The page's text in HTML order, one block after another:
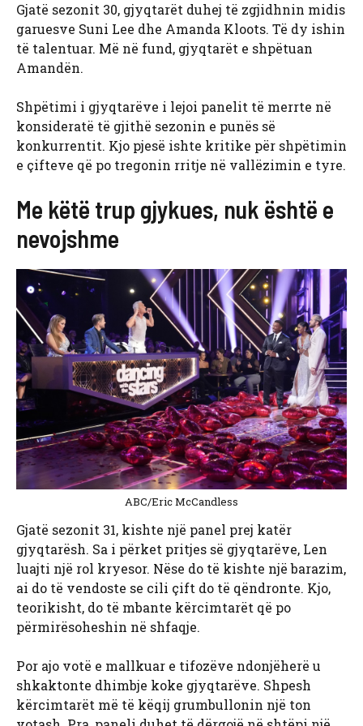
Gjatë sezonit 30, gjyqtarët duhej të zgjidhnin midis
garuesve Suni Lee dhe Amanda Kloots. Të dy ishin
të talentuar. Më në fund, gjyqtarët e shpëtuan
Amandën.
Shpëtimi i gjyqtarëve i lejoi panelit të merrte në
konsideratë të gjithë sezonin e punës së
konkurrentit. Kjo pjesë ishte kritike për shpëtimin
e çifteve që po tregonin rritje në vallëzimin e tyre.
Me këtë trup gjykues, nuk është e
nevojshme
ABC/Eric McCandless
Gjatë sezonit 31, kishte një panel prej katër
gjyqtarësh. Sa i përket pritjes së gjyqtarëve, Len
luajti një rol kryesor. Nëse do të kishte një barazim,
ai do të vendoste se cili çift do të qëndronte. Kjo,
teorikisht, do të mbante kërcimtarët që po
përmirësoheshin në shfaqje.
Por ajo votë e mallkuar e tifozëve ndonjëherë u
shkaktonte dhimbje koke gjyqtarëve. Shpesh
kërcimtarët më të këqij grumbullonin një ton